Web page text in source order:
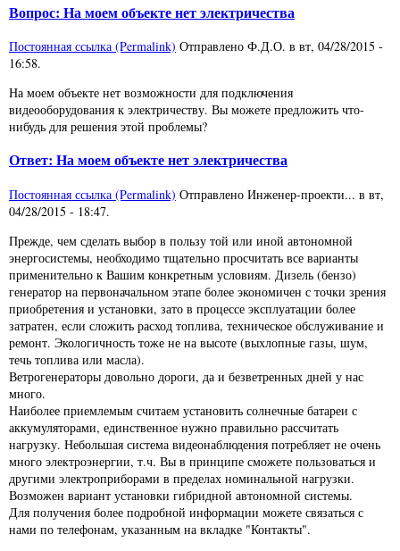
Вопрос: На моем объекте нет электричества
Постоянная ссылка (Permalink) Отправлено Ф.Д.О. в вт, 04/28/2015 -
16:58.
На моем объекте нет возможности для подключения
видеооборудования к электричеству. Вы можете предложить что-
нибудь для решения этой проблемы?
Ответ: На моем объекте нет электричества
Постоянная ссылка (Permalink) Отправлено Инженер-проекти... в вт,
04/28/2015 - 18:47.
Прежде, чем сделать выбор в пользу той или иной автономной
энергосистемы, необходимо тщательно просчитать все варианты
применительно к Вашим конкретным условиям. Дизель (бензо)
генератор на первоначальном этапе более экономичен с точки зрения
приобретения и установки, зато в процессе эксплуатации более
затратен, если сложить расход топлива, техническое обслуживание и
ремонт. Экологичность тоже не на высоте (выхлопные газы, шум,
течь топлива или масла).
Ветрогенераторы довольно дороги, да и безветренных дней у нас
много.
Наиболее приемлемым считаем установить солнечные батареи с
аккумуляторами, единственное нужно правильно рассчитать
нагрузку. Небольшая система видеонаблюдения потребляет не очень
много электроэнергии, т.ч. Вы в принципе сможете пользоваться и
другими электроприборами в пределах номинальной нагрузки.
Возможен вариант установки гибридной автономной системы.
Для получения более подробной информации можете связаться с
нами по телефонам, указанным на вкладке "Контакты".